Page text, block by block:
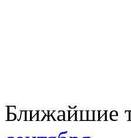
Ближайшие